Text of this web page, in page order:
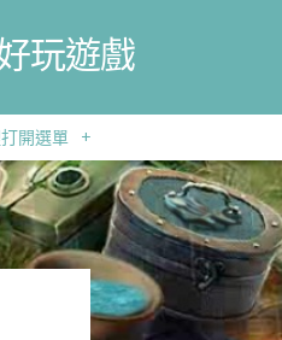
玩遊戲
開選單 +